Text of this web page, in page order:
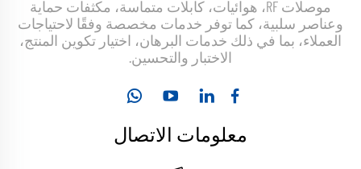
موصلات RF، هوائيات، كابلات متماسة، مكثفات حماية
وعناصر سلبية، كما توفر خدمات مخصصة وفقًا لاحتياجات
العملاء، بما في ذلك خدمات البرهان، اختيار تكوين المنتج،
الاختبار والتحسين.
معلومات الاتصال